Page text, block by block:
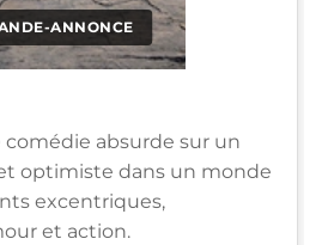
ANNONCE
comédie absurde sur un
optimiste dans un monde
excentriques,
et action.